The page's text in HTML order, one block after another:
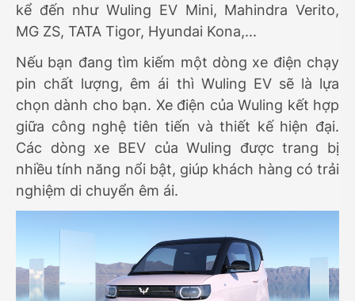
kể đến như Wuling EV Mini, Mahindra Verito,
MG ZS, TATA Tigor, Hyundai Kona,...
Nếu bạn đang tìm kiếm một dòng xe điện chạy
pin chất lượng, êm ái thì Wuling EV sẽ là lựa
chọn dành cho bạn. Xe điện của Wuling kết hợp
giữa công nghệ tiên tiến và thiết kế hiện đại.
Các dòng xe BEV của Wuling được trang bị
nhiều tính năng nổi bật, giúp khách hàng có trải
nghiệm di chuyển êm ái.